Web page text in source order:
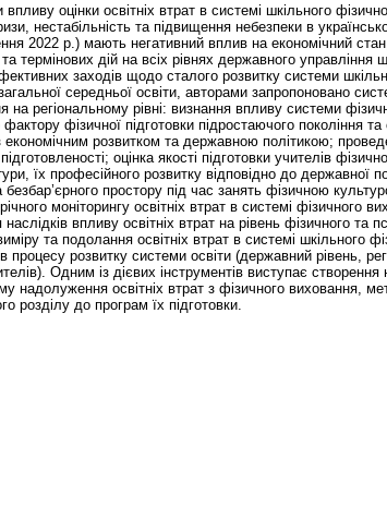
оцінки освітніх втрат в системі шкільного
нестабільність та підвищення небезпеки в
2022 р.) мають негативний вплив на економічний стан,
термінових дій на всіх рівнях державного управління
заходів щодо сталого розвитку системи
середньої освіти, авторами запропоновано
на регіональному рівні: визнання впливу системи
фізичної підготовки підростаючого покоління та
розвитком та державною політикою;
оцінка якості підготовки учителів
їх професійного розвитку відповідно до державної
безбар’єрного простору під час занять фізичною
моніторингу освітніх втрат в системі фізичного
впливу освітніх втрат на рівень фізичного та
та подолання освітніх втрат в системі шкільного
розвитку системи освіти (державний рівень,
Одним із дієвих інструментів виступає створення
надолуження освітніх втрат з фізичного виховання,
розділу до програм їх підготовки.